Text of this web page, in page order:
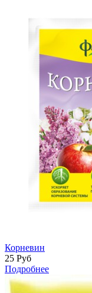
Корневин
25 Руб
Подробнее